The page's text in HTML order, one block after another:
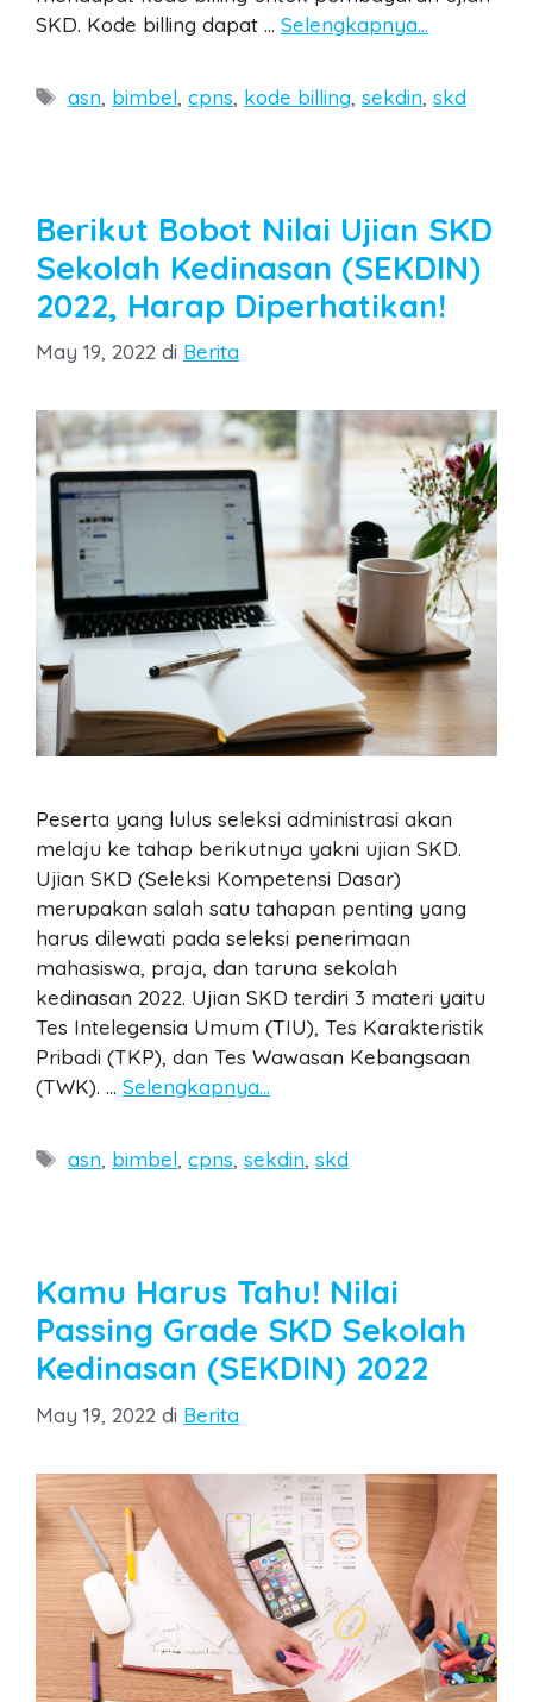
SKD. Kode billing dapat … Selengkapnya…
Tags
asn, bimbel,cpns, kode billing,sekdin,skd
Berikut Bobot Nilai Ujian SKD
Sekolah Kedinasan (SEKDIN)
2022, Harap Diperhatikan!
May 19, 2022 di Categories
Berita
Peserta yang lulus seleksi administrasi akan
melaju ke tahap berikutnya yakni ujian SKD.
Ujian SKD (Seleksi Kompetensi Dasar)
merupakan salah satu tahapan penting yang
harus dilewati pada seleksi penerimaan
mahasiswa, praja, dan taruna sekolah
kedinasan 2022. Ujian SKD terdiri 3 materi yaitu
Tes Intelegensia Umum (TIU), Tes Karakteristik
Pribadi (TKP), dan Tes Wawasan Kebangsaan
(TWK). … Selengkapnya…
Tags
asn, bimbel,cpns,sekdin,skd
Kamu Harus Tahu! Nilai
Passing Grade SKD Sekolah
Kedinasan (SEKDIN) 2022
May 19, 2022 di Categories
Berita